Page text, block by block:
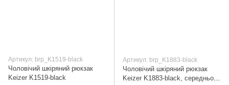
Артикул: brp_K1519-black
Чоловічий шкіряний рюкзак
Keizer K1519-black
Артикул: brp_K1883-black
Чоловічий шкіряний рюкзак
Keizer K1883-black, середнього